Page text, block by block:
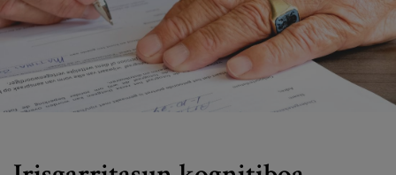
Harremanetarako
Berriak
Bloga